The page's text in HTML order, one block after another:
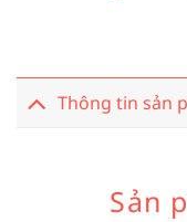
Thông tin sản
Sản